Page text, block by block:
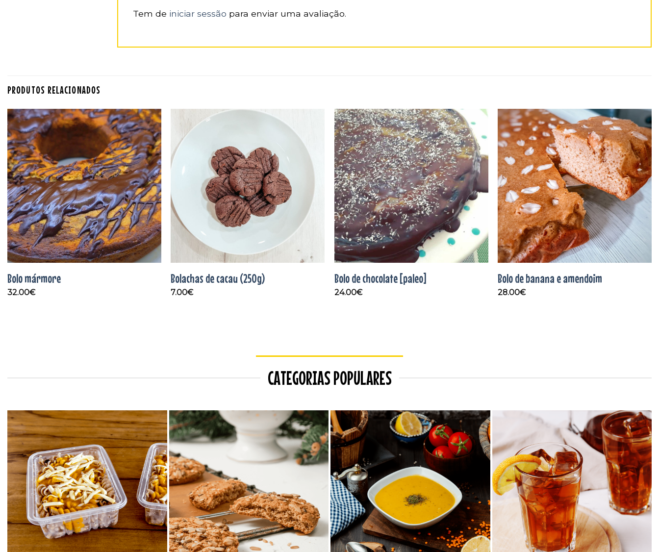
Tem de iniciar sessão para enviar uma avaliação.
PRODUTOS RELACIONADOS
Adicionar
aos
favoritos
Bolo mármore
32.00€
Adicionar
aos
favoritos
Bolachas de cacau (250g)
7.00€
Adicionar
aos
favoritos
Bolo de chocolate [paleo]
24.00€
Adicionar
aos
favoritos
Bolo de banana e amendoim
28.00€
CATEGORIAS POPULARES